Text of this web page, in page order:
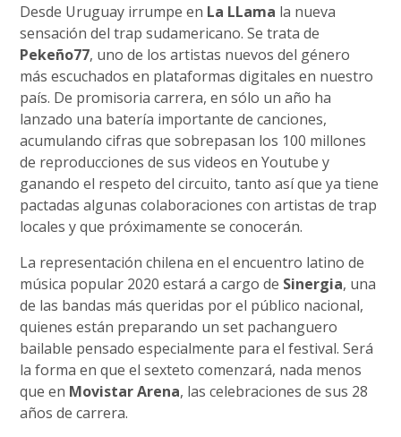
Desde Uruguay irrumpe en La LLama la nueva
sensación del trap sudamericano. Se trata de
Pekeño77, uno de los artistas nuevos del género
más escuchados en plataformas digitales en nuestro
país. De promisoria carrera, en sólo un año ha
lanzado una batería importante de canciones,
acumulando cifras que sobrepasan los 100 millones
de reproducciones de sus videos en Youtube y
ganando el respeto del circuito, tanto así que ya tiene
pactadas algunas colaboraciones con artistas de trap
locales y que próximamente se conocerán.
La representación chilena en el encuentro latino de
música popular 2020 estará a cargo de Sinergia, una
de las bandas más queridas por el público nacional,
quienes están preparando un set pachanguero
bailable pensado especialmente para el festival. Será
la forma en que el sexteto comenzará, nada menos
que en Movistar Arena, las celebraciones de sus 28
años de carrera.